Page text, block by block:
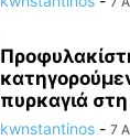
πυρκαγιά
kwnstantinos - 7